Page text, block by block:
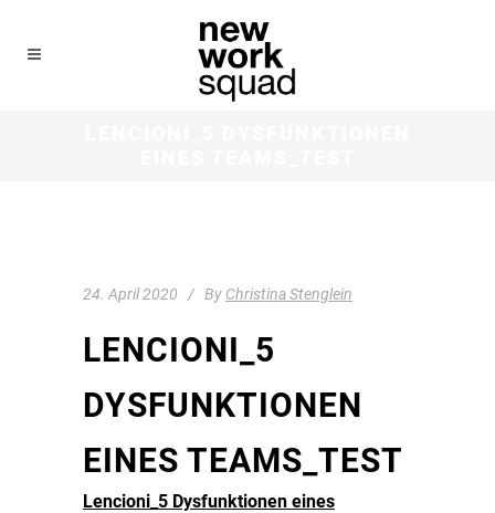
24. April 2020 By Christina Stenglein
LENCIONI_5
DYSFUNKTIONEN
EINES TEAMS_TEST
Lencioni_5 Dysfunktionen eines